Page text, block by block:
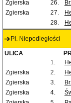
Zgierska
26.
Zgierska
27.
28.
Pl. Niepodległości
ULICA
1.
Zgierska
2.
Zgierska
3.
Zgierska
4.